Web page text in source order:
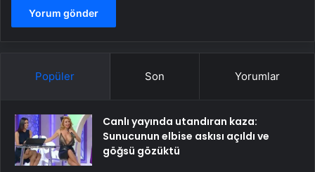
Popüler Son Yorumlar
Canlı yayında utandıran kaza:
Sunucunun elbise askısı açıldı ve
göğsü gözüktü